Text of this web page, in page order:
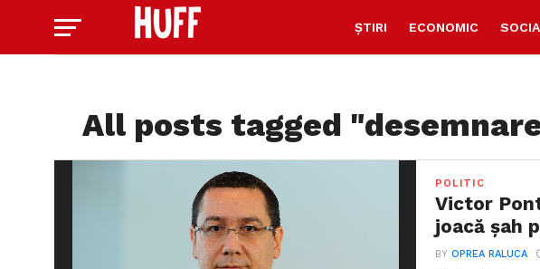
ȘTIRI ECONOMIC
All posts tagged
POLITIC
Victor
joacă șah
BYOPREA RALUCA